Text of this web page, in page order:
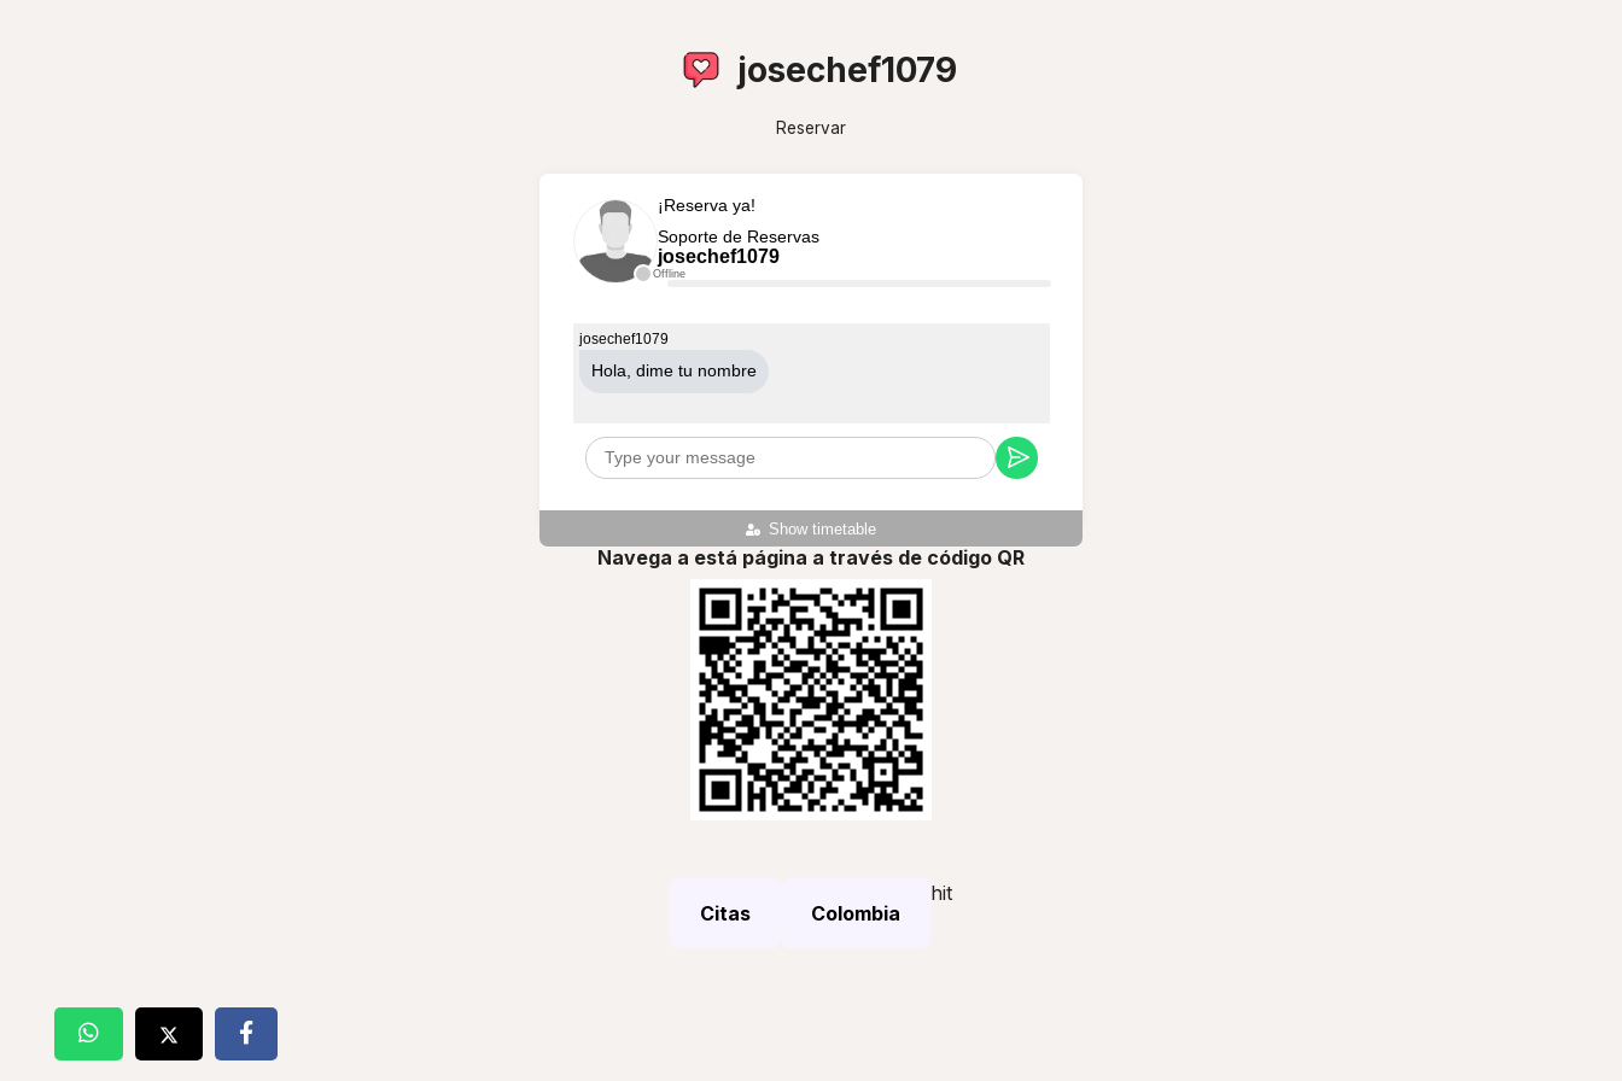
josechef1079
Reservar
Offline
¡Reserva ya!
Soporte de Reservas
josechef1079
Show timetable
josechef1079
Hola, dime tu nombre
Navega a está página a través de código QR
Citas Colombia
hit